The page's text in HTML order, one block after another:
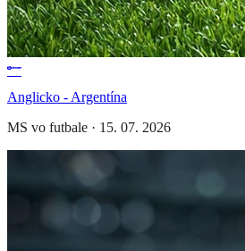
Anglicko - Argentína
MS vo futbale · 15. 07. 2026